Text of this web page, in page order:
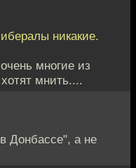
никакие.
многие из
мнить....
Донбассе", а не